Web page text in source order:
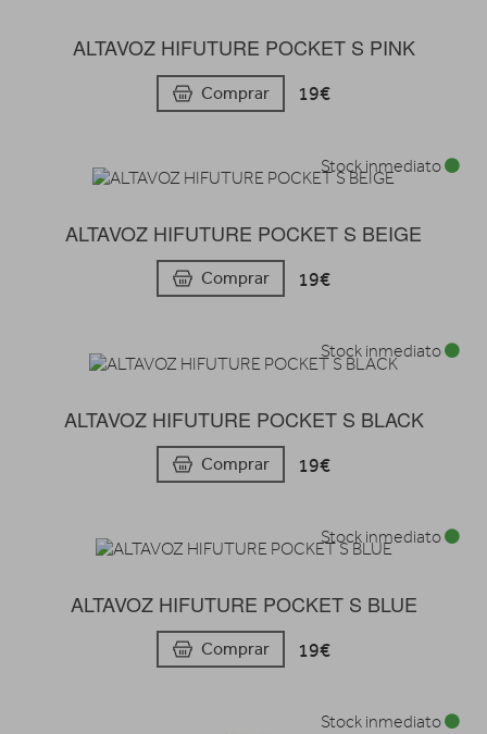
ALTAVOZ HIFUTURE POCKET S PINK
Comprar 19€
ALTAVOZ HIFUTURE POCKET S BEIGE
Comprar 19€
Stock inmediato
ALTAVOZ HIFUTURE POCKET S BLACK
Comprar 19€
Stock inmediato
ALTAVOZ HIFUTURE POCKET S BLUE
Comprar 19€
Stock inmediato
Stock inmediato